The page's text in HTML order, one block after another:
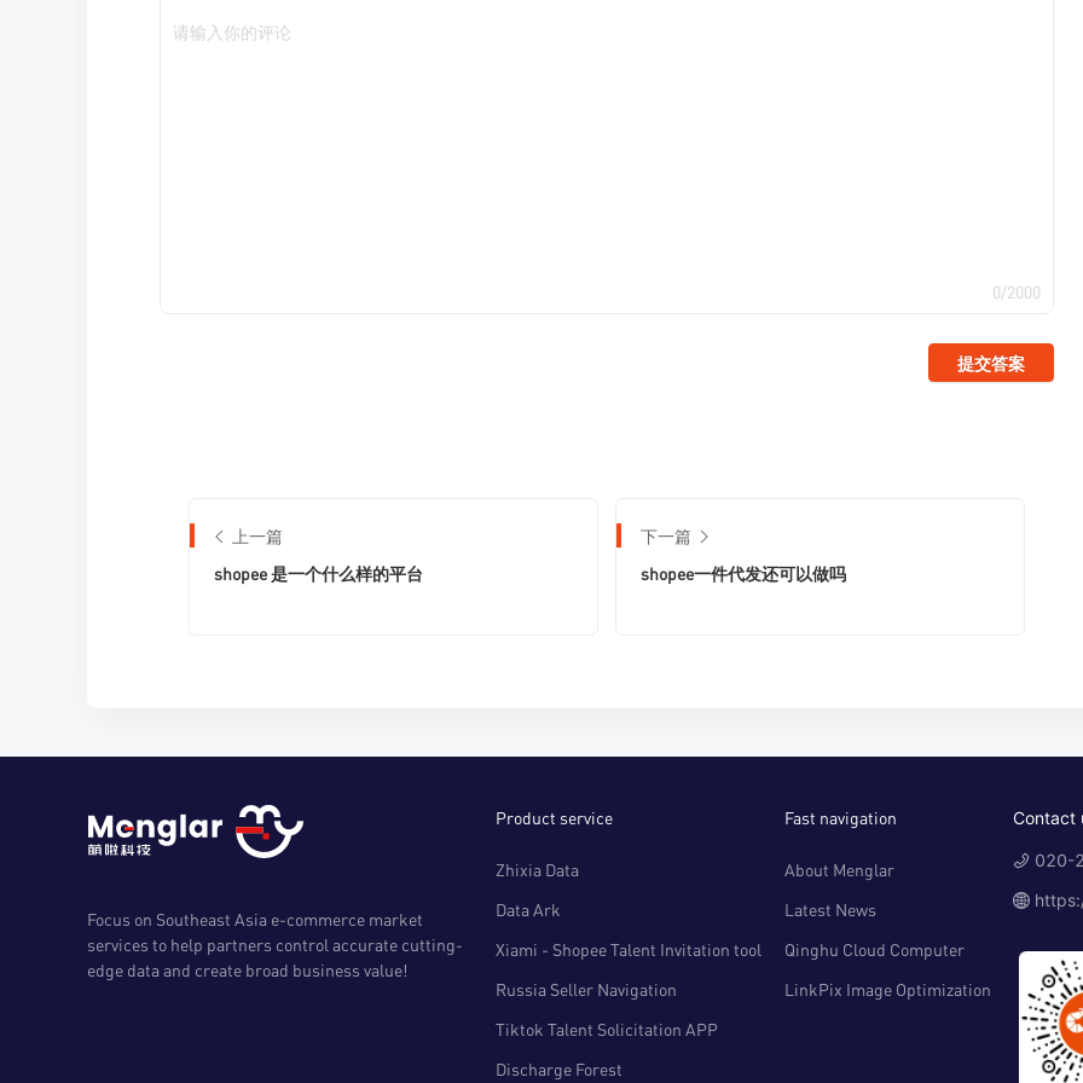
0/2000
请输入你的评论
提交答案
上一篇
shopee 是一个什么样的平台
下一篇
shopee一件代发还可以做吗
Focus on Southeast Asia e-commerce market
services to help partners control accurate cutting-
edge data and create broad business value!
Product service
Zhixia Data
Data Ark
Xiami - Shopee Talent Invitation tool
Russia Seller Navigation
Tiktok Talent Solicitation APP
Discharge Forest
Fast navigation
About Menglar
Latest News
Qinghu Cloud Computer
LinkPix Image Optimization
Contact
020-